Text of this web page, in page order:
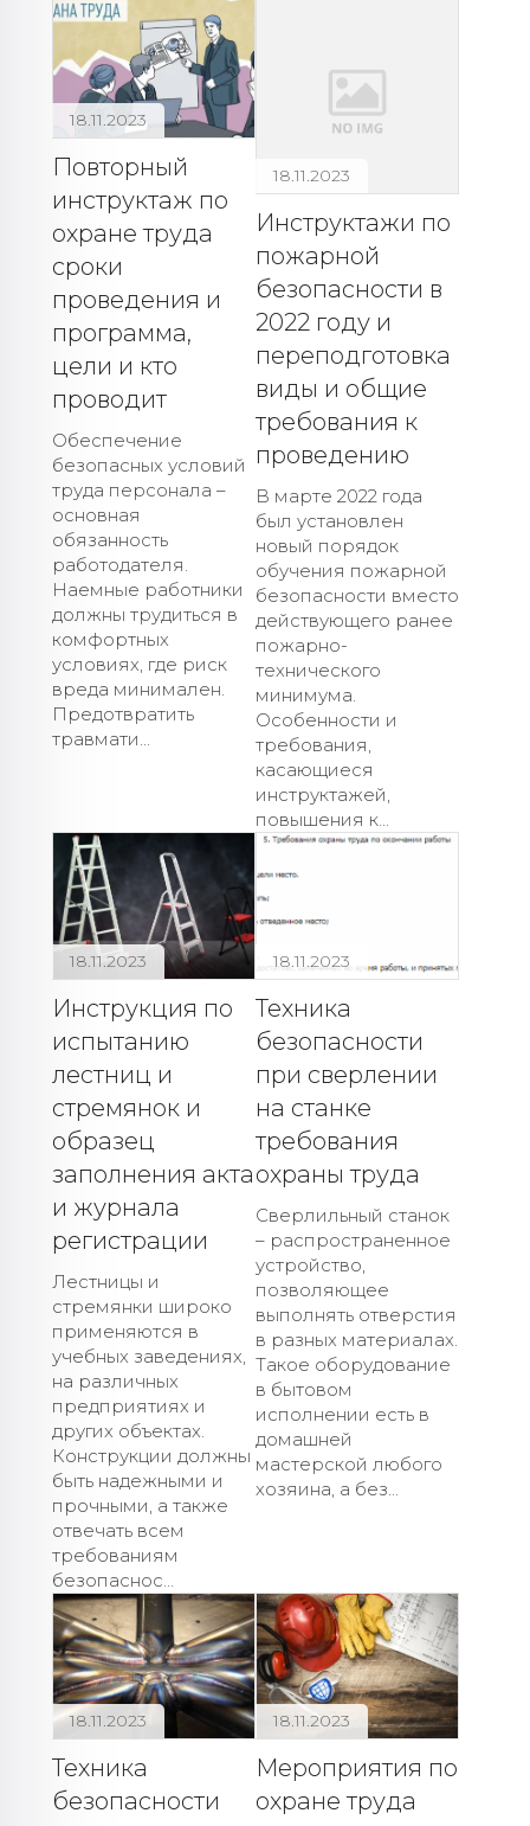
18.11.2023
Повторный
инструктаж по
охране труда
сроки
проведения и
программа,
цели и кто
проводит
Обеспечение
безопасных условий
труда персонала –
основная
обязанность
работодателя.
Наемные работники
должны трудиться в
комфортных
условиях, где риск
вреда минимален.
Предотвратить
травмати...
18.11.2023
Инструктажи по
пожарной
безопасности в
2022 году и
переподготовка
виды и общие
требования к
проведению
В марте 2022 года
был установлен
новый порядок
обучения пожарной
безопасности вместо
действующего ранее
пожарно-
технического
минимума.
Особенности и
требования,
касающиеся
инструктажей,
повышения к...
18.11.2023
Инструкция по
испытанию
лестниц и
стремянок и
образец
заполнения акта
и журнала
регистрации
Лестницы и
стремянки широко
применяются в
учебных заведениях,
на различных
предприятиях и
других объектах.
Конструкции должны
быть надежными и
прочными, а также
отвечать всем
требованиям
безопаснос...
18.11.2023
Техника
безопасности
при сверлении
на станке
требования
охраны труда
Сверлильный станок
– распространенное
устройство,
позволяющее
выполнять отверстия
в разных материалах.
Такое оборудование
в бытовом
исполнении есть в
домашней
мастерской любого
хозяина, а без...
18.11.2023
Техника
безопасности
18.11.2023
Мероприятия по
охране труда